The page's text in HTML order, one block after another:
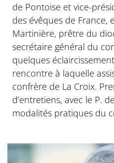
de Pontoise et vice-
des évêques de France,
Martinière, prêtre du
secrétaire général du
quelques
rencontre à laquelle
confrère de La Croix.
d’entretiens, avec le P.
modalités pratiques du